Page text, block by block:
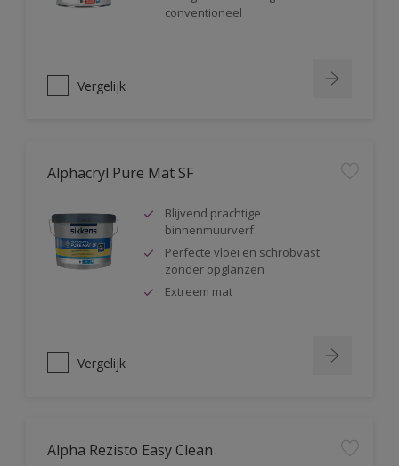
conventioneel
Vergelijk
Alphacryl Pure Mat SF
Blijvend prachtige
binnenmuurverf
Perfecte vloei en schrobvast
zonder opglanzen
Extreem mat
Vergelijk
Alpha Rezisto Easy Clean